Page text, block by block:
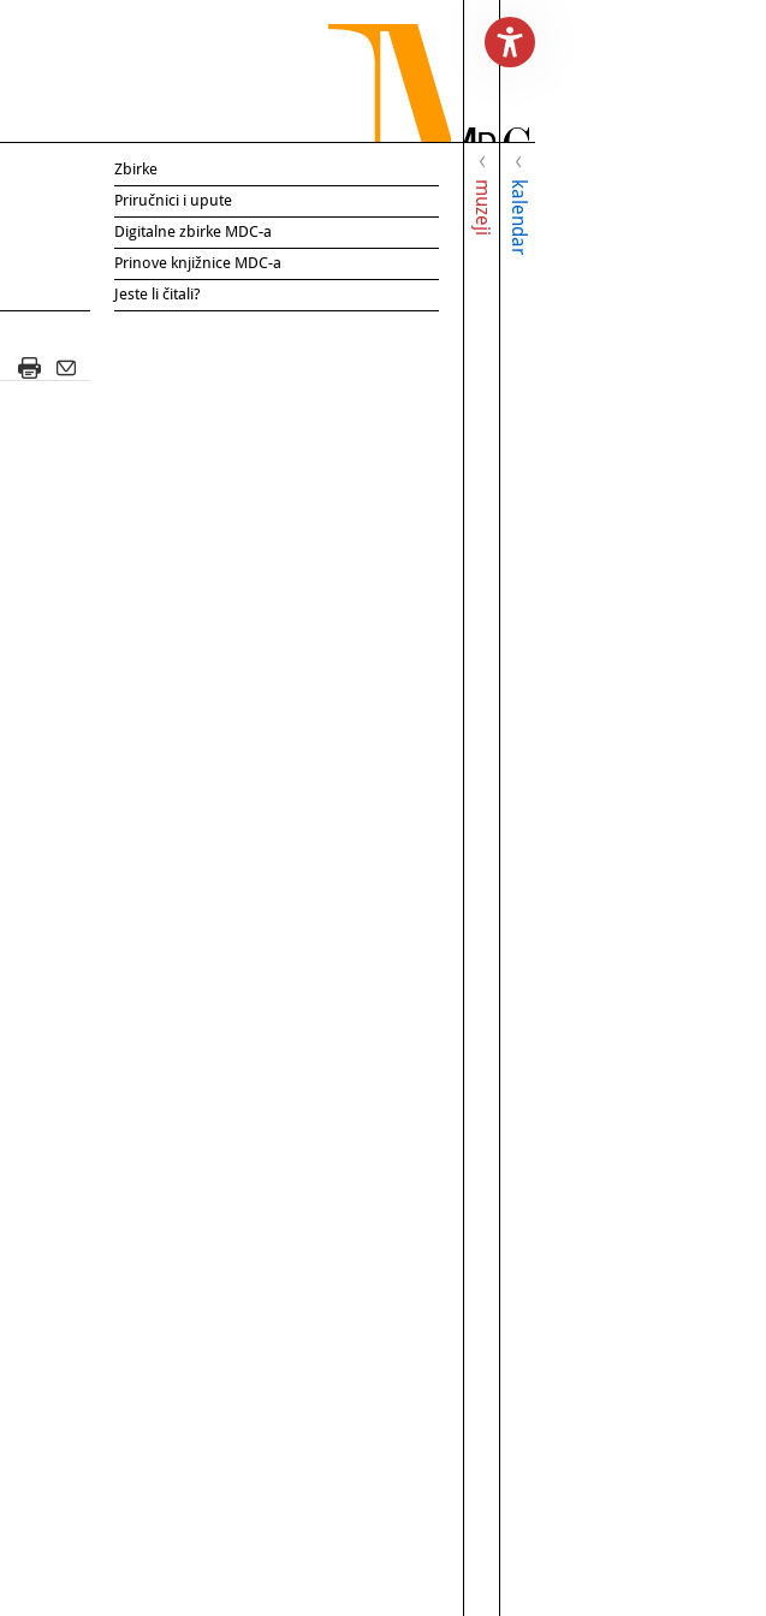
muzeji kalendar
Zbirke
Priručnici i upute
Digitalne zbirke MDC-a
Prinove knjižnice MDC-a
Jeste li čitali?